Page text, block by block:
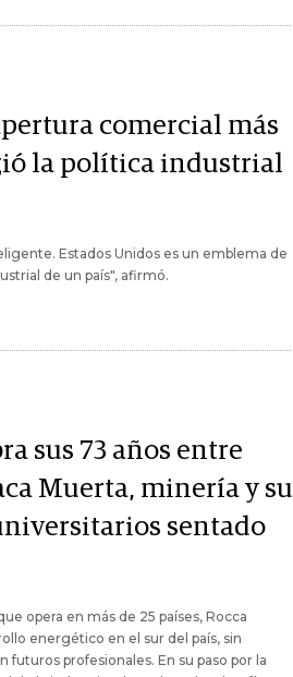
comercial más
la política industrial
Estados Unidos es un emblema de
de un país", afirmó.
sus 73 años entre
Muerta, minería y su
sentado
opera en más de 25 países, Rocca
energético en el sur del país, sin
profesionales. En su paso por la